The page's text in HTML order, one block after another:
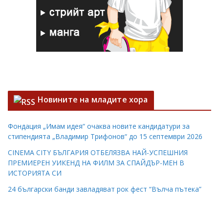
Новините на младите хора
Фондация „Имам идея“ очаква новите кандидатури за
стипендията „Владимир Трифонов“ до 15 септември 2026
CINEMA CITY БЪЛГАРИЯ ОТБЕЛЯЗВА НАЙ-УСПЕШНИЯ
ПРЕМИЕРЕН УИКЕНД НА ФИЛМ ЗА СПАЙДЪР-МЕН В
ИСТОРИЯТА СИ
24 български банди завладяват рок фест “Вълча пътека”